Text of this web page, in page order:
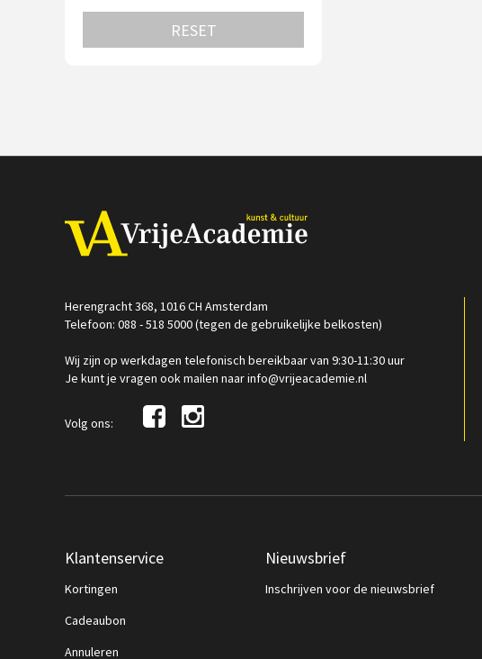
RESET
Herengracht 368, 1016 CH Amsterdam
Telefoon: 088 - 518 5000 (tegen de gebruikelijke belkosten)
Wij zijn op werkdagen telefonisch bereikbaar van 9:30-11:30 uur
Je kunt je vragen ook mailen naar info@vrijeacademie.nl
Volg ons:
Klantenservice
Kortingen
Cadeaubon
Annuleren
Nieuwsbrief
Inschrijven voor de nieuwsbrief